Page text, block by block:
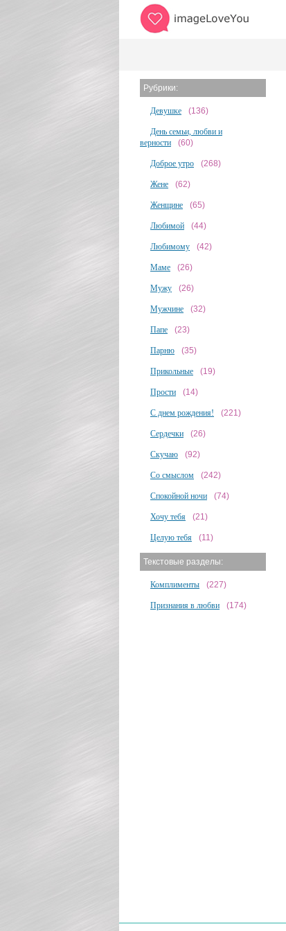
Рубрики:
Девушке (136)
День семьи, любви и
верности
(60)
Доброе утро (268)
Жене (62)
Женщине (65)
Любимой (44)
Любимому (42)
Маме (26)
Мужу (26)
Мужчине (32)
Папе (23)
Парню (35)
Прикольные (19)
Прости (14)
С днем рождения! (221)
Сердечки (26)
Скучаю (92)
Со смыслом (242)
Спокойной ночи (74)
Хочу тебя (21)
Целую тебя (11)
Текстовые разделы:
Комплименты (227)
Признания в любви (174)